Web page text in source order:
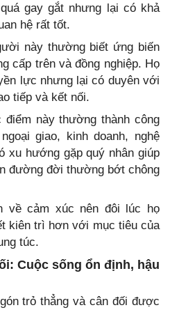
gay gắt nhưng lại có khả
hệ rất tốt.
này thường biết ứng biến
cấp trên và đồng nghiệp. Họ
lực nhưng lại có duyên với
tiếp và kết nối.
này thường thành công
giao, kinh doanh, nghệ
xu hướng gặp quý nhân giúp
đường đời thường bớt chông
về cảm xúc nên đôi lúc họ
kiên trì hơn với mục tiêu của
túc.
Cuộc sống ổn định, hậu
trỏ thẳng và cân đối được